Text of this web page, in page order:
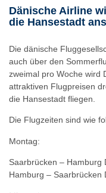
Dänische Airline
die Hansestadt
Die dänische
auch über den
zweimal pro Woche wird
attraktiven Flugpreisen
die Hansestadt fliegen.
Die Flugzeiten sind wie
Montag:
Saarbrücken – Hamburg
Hamburg – Saarbrücken